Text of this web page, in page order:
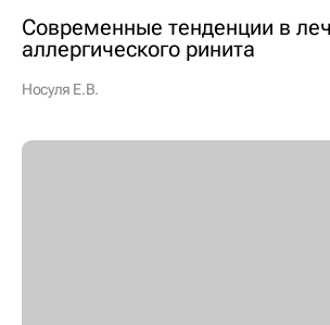
Современные тенденции в
аллергического ринита
Носуля Е.В.